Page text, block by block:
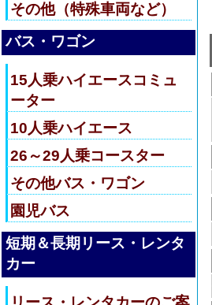
その他（特殊車両など）
バス・ワゴン
15人乗ハイエースコミュ
ーター
10人乗ハイエース
26～29人乗コースター
その他バス・ワゴン
園児バス
短期＆長期リース・レンタ
カー